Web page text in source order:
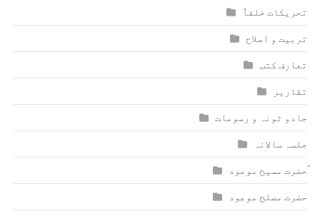
تحریکات خلفاٗ
تربیت و اصلاح
تعارف کتب
تقاریر
جادو ٹونہ و رسومات
جلسہ سالانہ
ٰؑحضرت مسیح موعود
حضرت مصلح موعود